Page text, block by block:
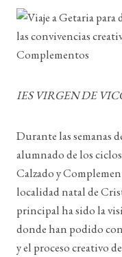
IES VIRGEN DE
Durante las semanas
alumnado de los
Calzado y
localidad natal de
principal ha sido la
donde han podido
y el proceso creativo